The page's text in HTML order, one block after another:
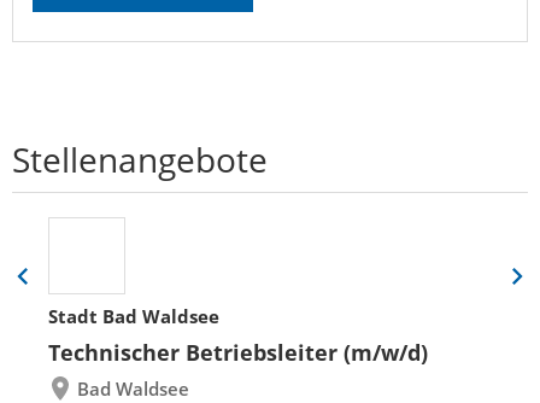
Stellenangebote
Stadt Bad Waldsee
Technischer Betriebsleiter (m/w/d)
Bad Waldsee
Folie
zurück
Eine